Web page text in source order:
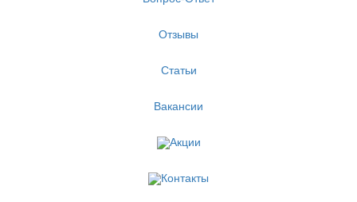
Отзывы
Статьи
Вакансии
Акции
Контакты